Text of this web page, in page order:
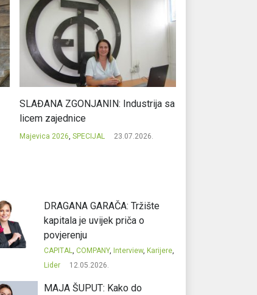
SLAĐANA ZGONJANIN: Industrija sa
licem zajednice
Majevica 2026, SPECIJAL 23.07.2026.
DRAGANA GARAČA: Tržište
kapitala je uvijek priča o
povjerenju
CAPITAL,COMPANY, Interview, Karijere,
Lider
12.05.2026.
MAJA ŠUPUT: Kako do